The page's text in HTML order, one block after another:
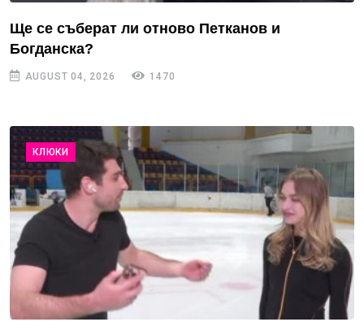
Ще се съберат ли отново Петканов и
Богданска?
AUGUST 04, 2026 1470
КЛЮКИ